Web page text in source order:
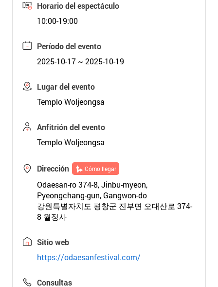
Horario del espectáculo
10:00-19:00
Período del evento
2025-10-17 ~ 2025-10-19
Lugar del evento
Templo Woljeongsa
Anfitrión del evento
Templo Woljeongsa
Dirección Cómo llegar
Odaesan-ro 374-8, Jinbu-myeon,
Pyeongchang-gun, Gangwon-do
강원특별자치도 평창군 진부면 오대산로 374-
8 월정사
Sitio web
https://odaesanfestival.com/
Consultas